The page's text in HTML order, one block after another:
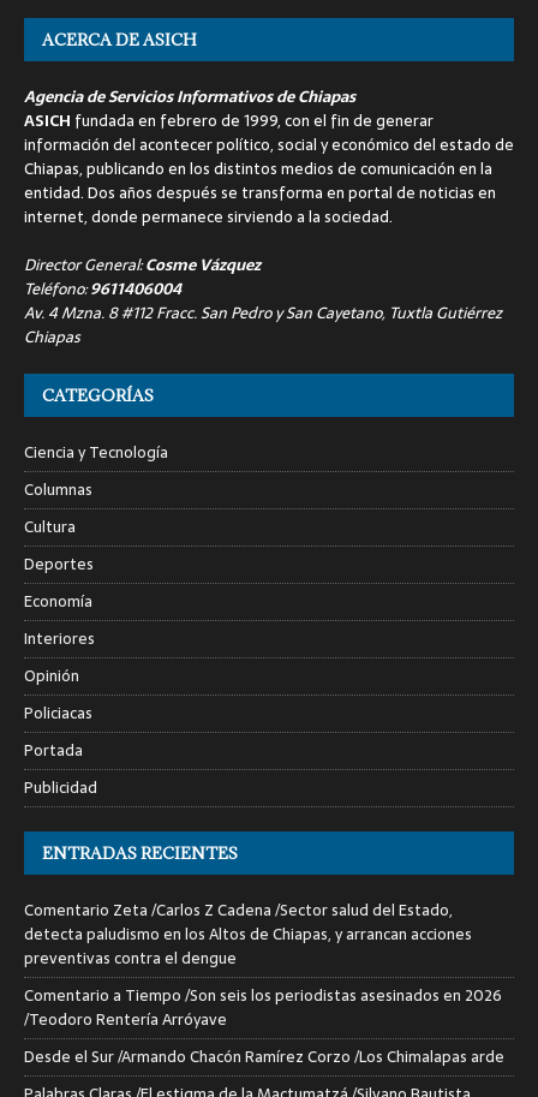
ACERCA DE ASICH
Agencia de Servicios Informativos de Chiapas
ASICH fundada en febrero de 1999, con el fin de generar
información del acontecer político, social y económico del estado de
Chiapas, publicando en los distintos medios de comunicación en la
entidad. Dos años después se transforma en portal de noticias en
internet, donde permanece sirviendo a la sociedad.
Director General:Cosme Vázquez
Teléfono:9611406004
Av. 4 Mzna. 8 #112 Fracc. San Pedro y San Cayetano, Tuxtla Gutiérrez
Chiapas
CATEGORÍAS
Ciencia y Tecnología
Columnas
Cultura
Deportes
Economía
Interiores
Opinión
Policiacas
Portada
Publicidad
ENTRADAS RECIENTES
Comentario Zeta /Carlos Z Cadena /Sector salud del Estado,
detecta paludismo en los Altos de Chiapas, y arrancan acciones
preventivas contra el dengue
Comentario a Tiempo /Son seis los periodistas asesinados en 2026
/Teodoro Rentería Arróyave
Desde el Sur /Armando Chacón Ramírez Corzo /Los Chimalapas arde